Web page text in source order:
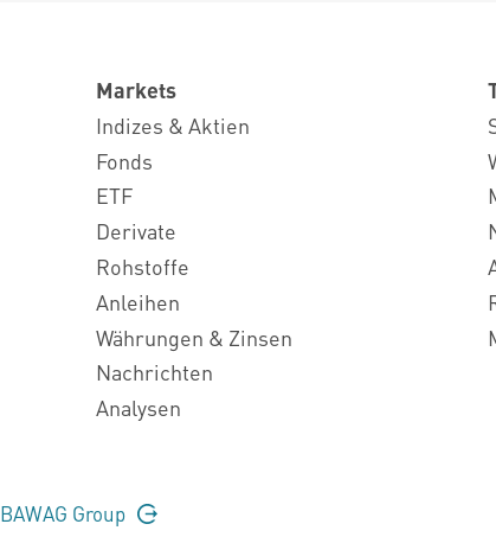
Markets
Indizes & Aktien
Fonds
ETF
Derivate
Rohstoffe
Anleihen
Währungen & Zinsen
Nachrichten
Analysen
BAWAG Group